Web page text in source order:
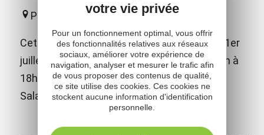
Pont-de-Salars
Cette plage familiale gratuite, surveillée du 1er
juillet au 31 août de 10h30 à 12h30 et de 14h à
18h est située au bord du lac de Pont de
Salars.
votre vie privée
Pour un fonctionnement optimal, vous offrir
des fonctionnalités relatives aux réseaux
sociaux, améliorer votre expérience de
navigation, analyser et mesurer le trafic afin
de vous proposer des contenus de qualité,
ce site utilise des cookies. Ces cookies ne
stockent aucune information d'identification
personnelle.